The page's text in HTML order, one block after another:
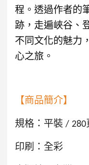
程。透過作者的
跡，走遍峽谷、
不同文化的魅力
心之旅。
【商品簡介】
規格：平裝 / 280
印刷：全彩